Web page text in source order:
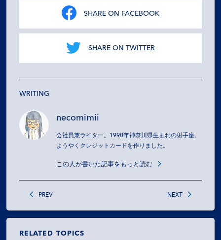
SHARE ON FACEBOOK
SHARE ON TWITTER
WRITING
necomimii
会社員兼ライター。1990年神奈川県生まれの射手座。
ようやくクレジットカードを作りました。
この人が書いた記事をもっと読む
PREV NEXT
RELATED TOPICS